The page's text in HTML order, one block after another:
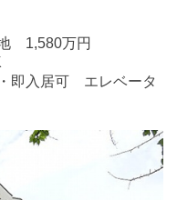
1,580万円
即入居可 エレベータ